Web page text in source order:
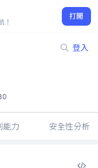
！
打開
登入
能力 安全性分析